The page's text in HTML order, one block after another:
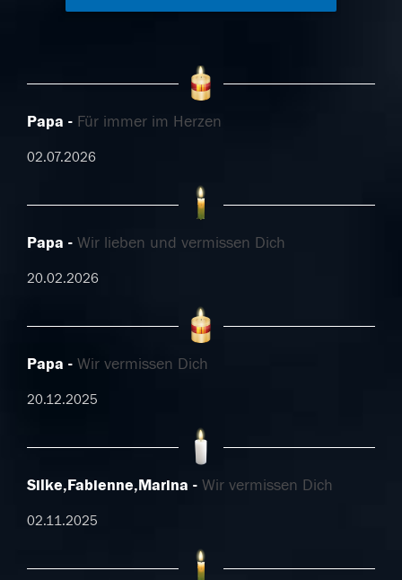
Papa Für immer im Herzen
02.07.2026
Papa Wir lieben und vermissen Dich
20.02.2026
Papa Wir vermissen Dich
20.12.2025
Silke,Fabienne,Marina Wir vermissen Dich
02.11.2025